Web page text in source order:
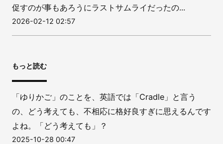
促すのが事もあろうにラストサムライだったの...
2026-02-12 02:57
もっと読む
「ゆりかご」のことを、英語では「Cradle」と言う
の、どう考えても、不相応に格好良すぎに思えるんです
よね。「どう考えても」？
2025-10-28 00:47